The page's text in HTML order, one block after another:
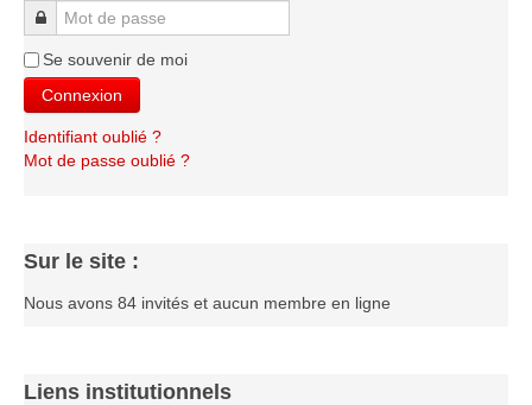
Les tournois de saison
Le Challenge 2014-2015
Le Challenge 2012-2013
Bretagne Jeunes 2012
Les compétitions
Les équipes Jeunes
Mot de passe
Se souvenir de moi
Connexion
Identifiant oublié ?
Mot de passe oublié ?
Sur le site :
Nous avons 84 invités et aucun membre en ligne
Liens institutionnels